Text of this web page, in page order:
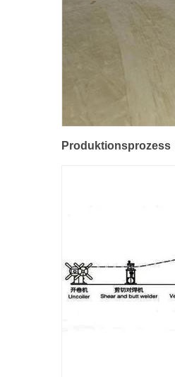
Produktionsprozess